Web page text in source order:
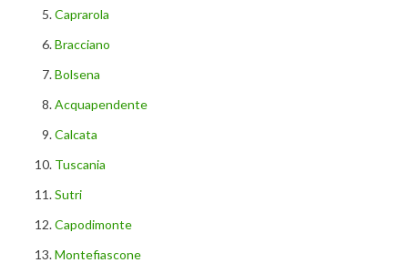
Caprarola
Bracciano
Bolsena
Acquapendente
Calcata
Tuscania
Sutri
Capodimonte
Montefiascone